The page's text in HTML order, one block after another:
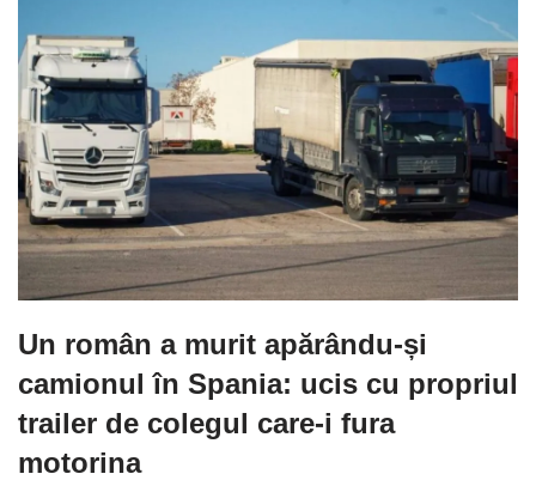
Un român a murit apărându-și
camionul în Spania: ucis cu propriul
trailer de colegul care-i fura
motorina